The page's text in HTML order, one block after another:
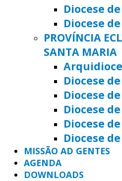
Diocese
Diocese
PROVÍNCIA
SANTA MARIA
Diocese
Diocese
Diocese
Diocese
Diocese
MISSÃO AD GENTES
AGENDA
DOWNLOADS